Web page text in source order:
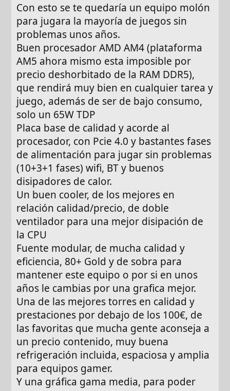
Con esto se te quedaría un equipo molón
para jugara la mayoría de juegos sin
problemas unos años.
Buen procesador AMD AM4 (plataforma
AM5 ahora mismo esta imposible por
precio deshorbitado de la RAM DDR5),
que rendirá muy bien en cualquier tarea y
juego, además de ser de bajo consumo,
solo un 65W TDP
Placa base de calidad y acorde al
procesador, con Pcie 4.0 y bastantes fases
de alimentación para jugar sin problemas
(10+3+1 fases) wifi, BT y buenos
disipadores de calor.
Un buen cooler, de los mejores en
relación calidad/precio, de doble
ventilador para una mejor disipación de
la CPU
Fuente modular, de mucha calidad y
eficiencia, 80+ Gold y de sobra para
mantener este equipo o por si en unos
años le cambias por una grafica mejor.
Una de las mejores torres en calidad y
prestaciones por debajo de los 100€, de
las favoritas que mucha gente aconseja a
un precio contenido, muy buena
refrigeración incluida, espaciosa y amplia
para equipos gamer.
Y una gráfica gama media, para poder